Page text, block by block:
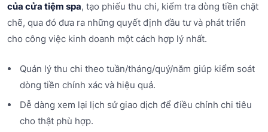
của cửa tiệm spa, tạo phiếu thu chi, kiểm tra dòng tiền chặt
chẽ, qua đó đưa ra những quyết định đầu tư và phát triển
cho công việc kinh doanh một cách hợp lý nhất.
Quản lý thu chi theo tuần/tháng/quý/năm giúp kiểm soát
dòng tiền chính xác và hiệu quả.
Dễ dàng xem lại lịch sử giao dịch để điều chỉnh chi tiêu
cho thật phù hợp.